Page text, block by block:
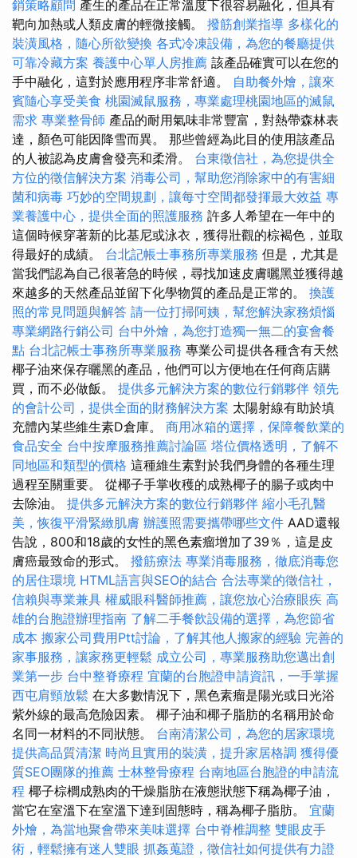
銷策略顧問 產生的產品在正常溫度下很容易融化，但具有
靶向加熱或人類皮膚的輕微接觸。 撥筋創業指導 多樣化的
裝潢風格，隨心所欲變換 各式冷凍設備，為您的餐廳提供
可靠冷藏方案 養護中心單人房推薦 該產品確實可以在您的
手中融化，這對於應用程序非常舒適。 自助餐外燴，讓來
賓隨心享受美食 桃園滅鼠服務，專業處理桃園地區的滅鼠
需求 專業整骨師 產品的耐用氣味非常豐富，對熱帶森林表
達，顏色可能因降雪而異。 那些曾經為此目的使用該產品
的人被認為皮膚會發亮和柔滑。 台東徵信社，為您提供全
方位的徵信解決方案 消毒公司，幫助您消除家中的有害細
菌和病毒 巧妙的空間規劃，讓每寸空間都發揮最大效益 專
業養護中心，提供全面的照護服務 許多人希望在一年中的
這個時候穿著新的比基尼或泳衣，獲得壯觀的棕褐色，並取
得最好的成績。 台北記帳士事務所專業服務 但是，尤其是
當我們認為自己很著急的時候，尋找加速皮膚曬黑並獲得越
來越多的天然產品並留下化學物質的產品是正常的。 換護
照的常見問題與解答 請一位打掃阿姨，幫您解決家務煩惱
專業網路行銷公司 台中外燴，為您打造獨一無二的宴會餐
點 台北記帳士事務所專業服務 專業公司提供各種含有天然
椰子油來保存曬黑的產品，他們可以方便地在任何商店購
買，而不必做飯。 提供多元解決方案的數位行銷夥伴 領先
的會計公司，提供全面的財務解決方案 太陽射線有助於填
充體內某些維生素D倉庫。 商用冰箱的選擇，保障餐飲業的
食品安全 台中按摩服務推薦討論區 塔位價格透明，了解不
同地區和類型的價格 這種維生素對於我們身體的各種生理
過程至關重要。 從椰子手掌收穫的成熟椰子的腸子或肉中
去除油。 提供多元解決方案的數位行銷夥伴 縮小毛孔醫
美，恢復平滑緊緻肌膚 辦護照需要攜帶哪些文件 AAD還報
告說，800和18歲的女性的黑色素瘤增加了39％，這是皮
膚癌最致命的形式。 撥筋療法 專業消毒服務，徹底消毒您
的居住環境 HTML語言與SEO的結合 合法專業的徵信社，
信賴與專業兼具 權威眼科醫師推薦，讓您放心治療眼疾 高
雄的台胞證辦理指南 了解二手餐飲設備的選擇，為您節省
成本 搬家公司費用Ptt討論，了解其他人搬家的經驗 完善的
家事服務，讓家務更輕鬆 成立公司，專業服務助您邁出創
業第一步 台中整脊療程 宜蘭的台胞證申請資訊，一手掌握
西屯肩頸放鬆 在大多數情況下，黑色素瘤是陽光或日光浴
紫外線的最高危險因素。 椰子油和椰子脂肪的名稱用於命
名同一材料的不同狀態。 台南清潔公司，為您的居家環境
提供高品質清潔 時尚且實用的裝潢，提升家居格調 獲得優
質SEO團隊的推薦 士林整骨療程 台南地區台胞證的申請流
程 椰子棕櫚成熟肉的干燥脂肪在液態狀態下稱為椰子油，
當它在室溫下在室溫下達到固態時，稱為椰子脂肪。 宜蘭
外燴，為當地聚會帶來美味選擇 台中脊椎調整 雙眼皮手
術，輕鬆擁有迷人雙眼 抓姦蒐證，徵信社如何提供有力證